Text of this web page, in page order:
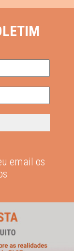
email os